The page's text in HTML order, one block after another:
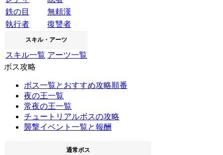
鉄の目
無頼漢
執行者
復讐者
スキル・アーツ
スキル一覧 アーツ一覧
ボス攻略
ボス一覧とおすすめ攻略順番
夜の王一覧
常夜の王一覧
チュートリアルボスの攻略
襲撃イベント一覧と報酬
通常ボス